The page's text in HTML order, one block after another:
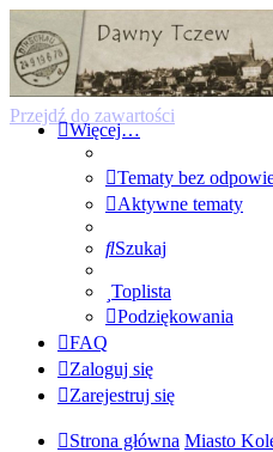
Forum
Przejdź do zawartości
Więcej…
Tematy bez
Aktywne tematy
Szukaj
Toplista
Podziękowania
FAQ
Zaloguj się
Zarejestruj się
Strona główna Miasto